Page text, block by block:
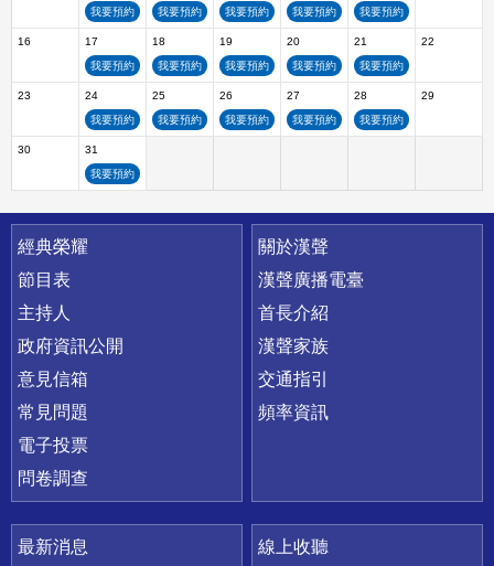
我要預約
我要預約 我要預約 我要預約 我要預約
16 17 18 19 20 21
22
我要預約
我要預約 我要預約 我要預約 我要預約
23 24 25 26 27 28
29
我要預約
我要預約 我要預約 我要預約 我要預約
30
31
我要預約
快速連結
經典榮耀
節目表
主持人
政府資訊公開
意見信箱
常見問題
電子投票
問卷調查
關於漢聲
漢聲廣播電臺
首長介紹
漢聲家族
交通指引
頻率資訊
最新消息
線上收聽